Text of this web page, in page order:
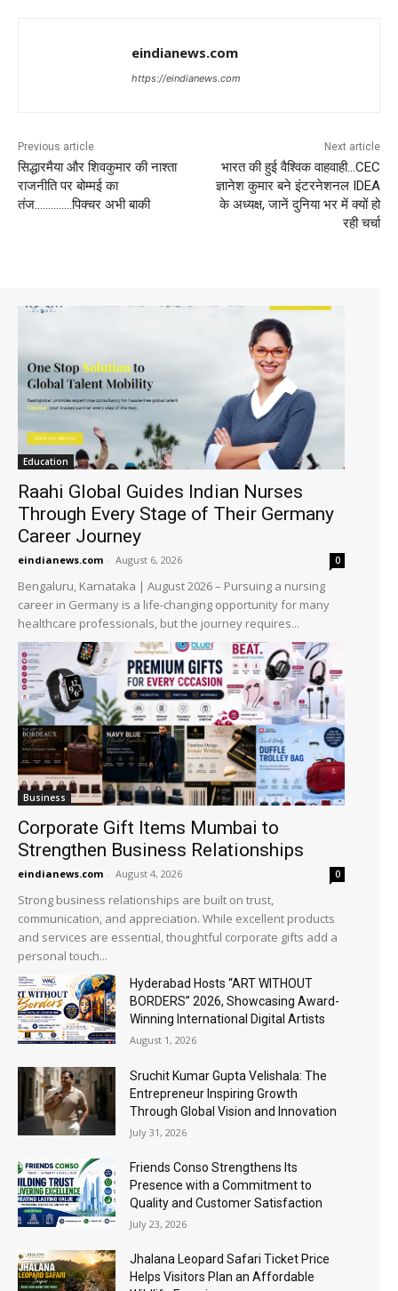
eindianews.com
https://eindianews.com
Previous article
सिद्धारमैया और शिवकुमार की नाश्ता
राजनीति पर बोम्मई का
तंज…………..पिक्चर अभी बाकी
Next article
भारत की हुई वैश्विक वाहवाही…CEC
ज्ञानेश कुमार बने इंटरनेशनल IDEA
के अध्यक्ष, जानें दुनिया भर में क्यों हो
रही चर्चा
Education
Raahi Global Guides Indian Nurses
Through Every Stage of Their Germany
Career Journey
eindianews.com - August 6, 2026 0
Bengaluru, Karnataka | August 2026 – Pursuing a nursing
career in Germany is a life-changing opportunity for many
healthcare professionals, but the journey requires...
Business
Corporate Gift Items Mumbai to
Strengthen Business Relationships
eindianews.com - August 4, 2026 0
Strong business relationships are built on trust,
communication, and appreciation. While excellent products
and services are essential, thoughtful corporate gifts add a
personal touch...
Hyderabad Hosts “ART WITHOUT
BORDERS” 2026, Showcasing Award-
Winning International Digital Artists
August 1, 2026
Sruchit Kumar Gupta Velishala: The
Entrepreneur Inspiring Growth
Through Global Vision and Innovation
July 31, 2026
Friends Conso Strengthens Its
Presence with a Commitment to
Quality and Customer Satisfaction
July 23, 2026
Jhalana Leopard Safari Ticket Price
Helps Visitors Plan an Affordable